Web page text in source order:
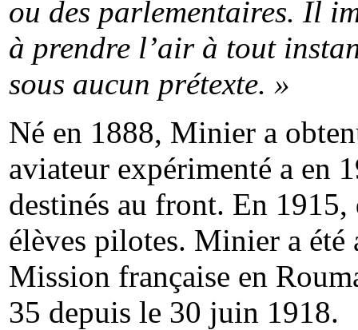
ou des parlementaires. Il
à prendre l’air à tout
sous aucun prétexte. »
Né en 1888, Minier a
aviateur expérimenté a en
destinés au front. En
élèves pilotes. Minier a été
Mission française en
35 depuis le 30 juin 1918.